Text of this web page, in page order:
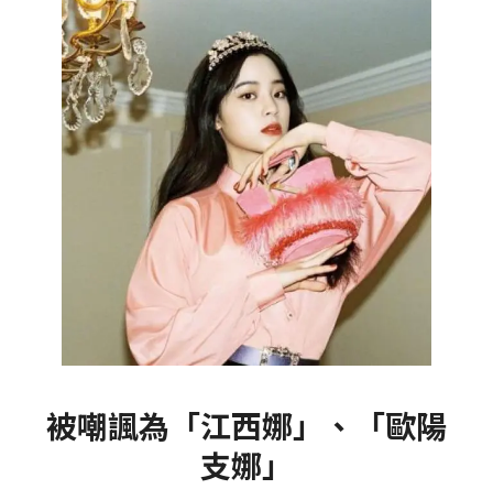
被嘲諷為「江西娜」、「歐陽
支娜」